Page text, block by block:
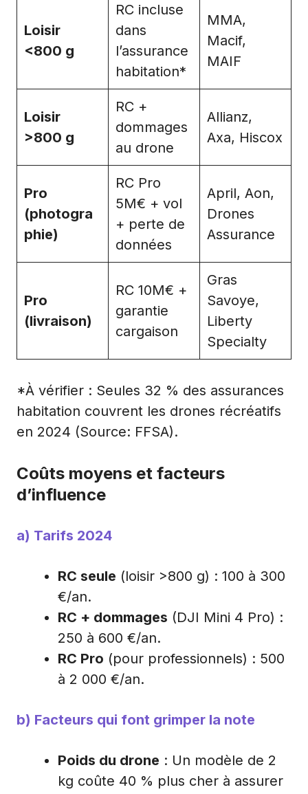
Loisir
<800 g
RC incluse
dans
l’assurance
habitation*
MMA,
Macif,
MAIF
Loisir
>800 g
RC +
dommages
au drone
Allianz,
Axa, Hiscox
Pro
(photogra
phie)
RC Pro
5M€ + vol
+ perte de
données
April, Aon,
Drones
Assurance
Pro
(livraison)
RC 10M€ +
garantie
cargaison
Gras
Savoye,
Liberty
Specialty
*À vérifier : Seules 32 % des assurances
habitation couvrent les drones récréatifs
en 2024 (Source: FFSA).
Coûts moyens et facteurs
d’influence
a) Tarifs 2024
RC seule (loisir >800 g) : 100 à 300
€/an.
RC + dommages (DJI Mini 4 Pro) :
250 à 600 €/an.
RC Pro (pour professionnels) : 500
à 2 000 €/an.
b) Facteurs qui font grimper la note
Poids du drone : Un modèle de 2
kg coûte 40 % plus cher à assurer